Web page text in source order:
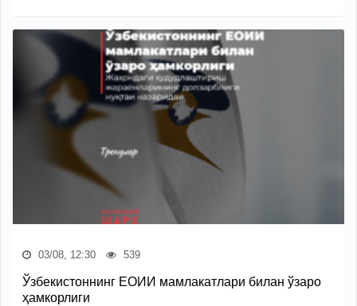
03/08, 12:30 539
Ўзбекистоннинг ЕОИИ мамлакатлари билан ўзаро
ҳамкорлиги